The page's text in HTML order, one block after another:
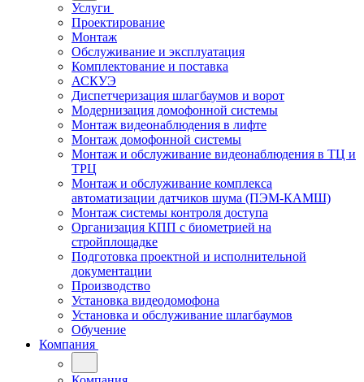
Услуги
Проектирование
Монтаж
Обслуживание и эксплуатация
Комплектование и поставка
АСКУЭ
Диспетчеризация шлагбаумов и ворот
Модернизация домофонной системы
Монтаж видеонаблюдения в лифте
Монтаж домофонной системы
Монтаж и обслуживание видеонаблюдения в ТЦ и
ТРЦ
Монтаж и обслуживание комплекса
автоматизации датчиков шума (ПЭМ-КАМШ)
Монтаж системы контроля доступа
Организация КПП с биометрией на
стройплощадке
Подготовка проектной и исполнительной
документации
Производство
Установка видеодомофона
Установка и обслуживание шлагбаумов
Обучение
Компания